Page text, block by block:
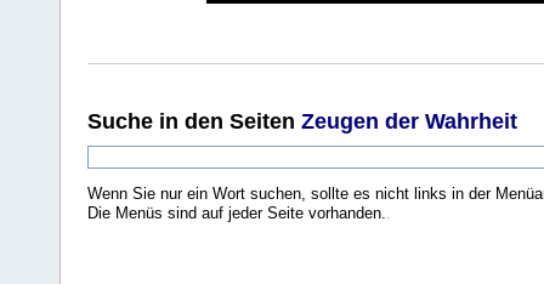
Suche in den Seiten Zeugen der Wahrheit
Wenn Sie nur ein Wort suchen, sollte es nicht links in der
Die Menüs sind auf jeder Seite vorhanden..